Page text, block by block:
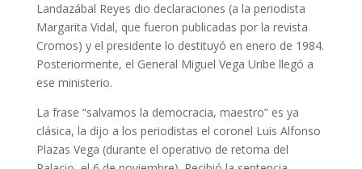
Landazábal Reyes dio declaraciones (a la periodista
Margarita Vidal, que fueron publicadas por la revista
Cromos) y el presidente lo destituyó en enero de 1984.
Posteriormente, el General Miguel Vega Uribe llegó a
ese ministerio.
La frase “salvamos la democracia, maestro” es ya
clásica, la dijo a los periodistas el coronel Luis Alfonso
Plazas Vega (durante el operativo de retoma del